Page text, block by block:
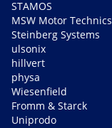
STAMOS
MSW Motor Technics
Steinberg Systems
ulsonix
hillvert
physa
Wiesenfield
Fromm & Starck
Uniprodo